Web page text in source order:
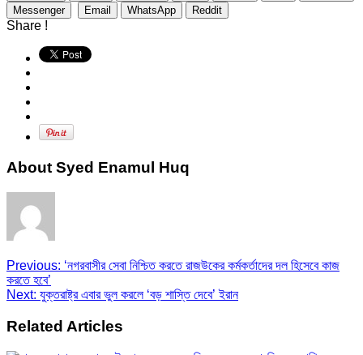
Messenger
Email WhatsApp Reddit
Share !
About Syed Enamul Huq
Previous: ‘নগরবাসীর সেবা নিশ্চিত করতে রাজউকের কর্মকর্তাদের দল হিসেবে কাজ
করতে হবে’
Next: যুক্তরাষ্ট্র এবার ভুল করলে ‘বড় শাস্তি দেবে’ ইরান
Related Articles